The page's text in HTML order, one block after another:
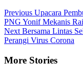
Continue
Reading
Previous Upacara
PNG Yonif Mekanis
Next Bersama Lintas
Perangi Virus Corona
More Stories